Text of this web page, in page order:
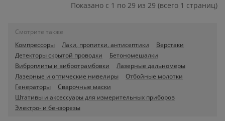
Показано с 1 по 29 из 29 (всего 1 страниц)
Смотрите также
Компрессоры
Лаки, пропитки, антисептики
Верстаки
Детекторы скрытой проводки
Бетономешалки
Виброплиты и вибротрамбовки
Лазерные дальномеры
Лазерные и оптические нивелиры
Отбойные молотки
Генераторы
Сварочные маски
Штативы и аксессуары для измерительных приборов
Электро- и бензорезы